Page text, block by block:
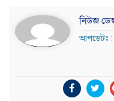
নিউজ
আপডেটঃ :